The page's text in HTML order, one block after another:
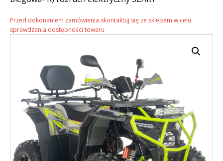
Przed dokonaniem zamówienia skontaktuj się ze sklepem w celu
sprawdzenia dostępności towaru